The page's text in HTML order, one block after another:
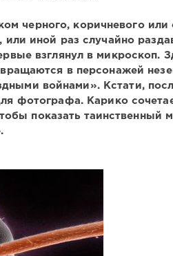
черного, коричневого или
иной раз случайно
взглянул в микроскоп.
в персонажей
войнами». Кстати,
фотографа. Карико
показать таинственный